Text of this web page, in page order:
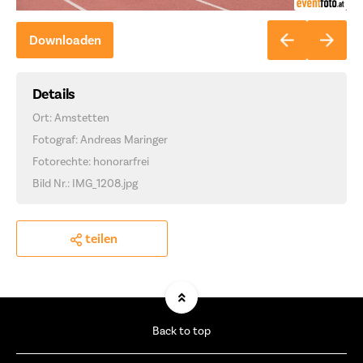
Downloaden
Details
Ort: Amstetten
Fotograf: Andreas Maringer
Fotorechte: honorarfrei
Bild Nr.: IMG_1208.jpg
teilen
Back to top